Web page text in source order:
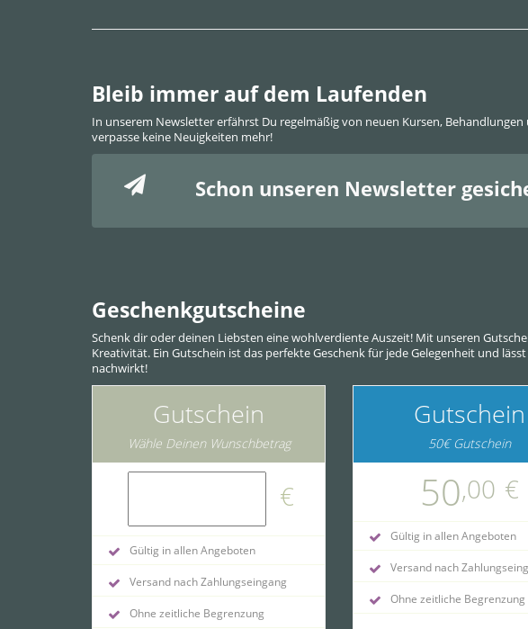
Bleib immer auf dem Laufenden
In unserem Newsletter erfährst Du regelmäßig von neuen Kursen,
verpasse keine Neuigkeiten mehr!
Schon unseren Newsletter
Geschenkgutscheine
Schenk dir oder deinen Liebsten eine wohlverdiente Auszeit! Mit unseren
Kreativität. Ein Gutschein ist das perfekte Geschenk für jede Gelegenheit und
nachwirkt!
Gutschein
Wähle Deinen Wunschbetrag
€
Gültig in allen Angeboten
Versand nach Zahlungseingang
Ohne zeitliche Begrenzung
Gutschein
50€ Gutschein
50,00 €
Gültig in allen Angeboten
Versand nach
Ohne zeitliche Begrenzung